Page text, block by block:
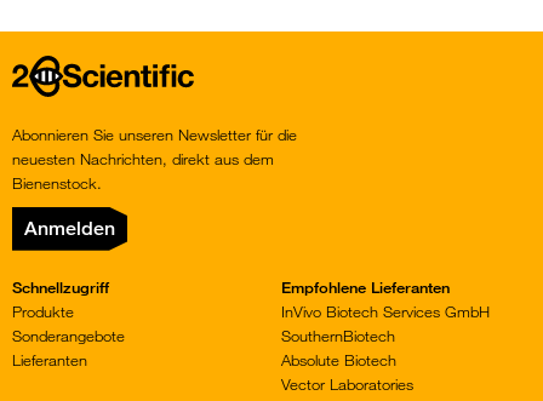
Home
Abonnieren Sie unseren Newsletter für die
neuesten Nachrichten, direkt aus dem
Bienenstock.
Anmelden
Schnellzugriff
Produkte
Sonderangebote
Lieferanten
Empfohlene Lieferanten
InVivo Biotech Services GmbH
SouthernBiotech
Absolute Biotech
Vector Laboratories